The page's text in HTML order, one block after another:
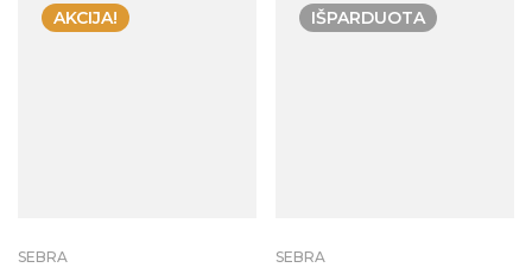
AKCIJA!
SEBRA
IŠPARDUOTA
SEBRA